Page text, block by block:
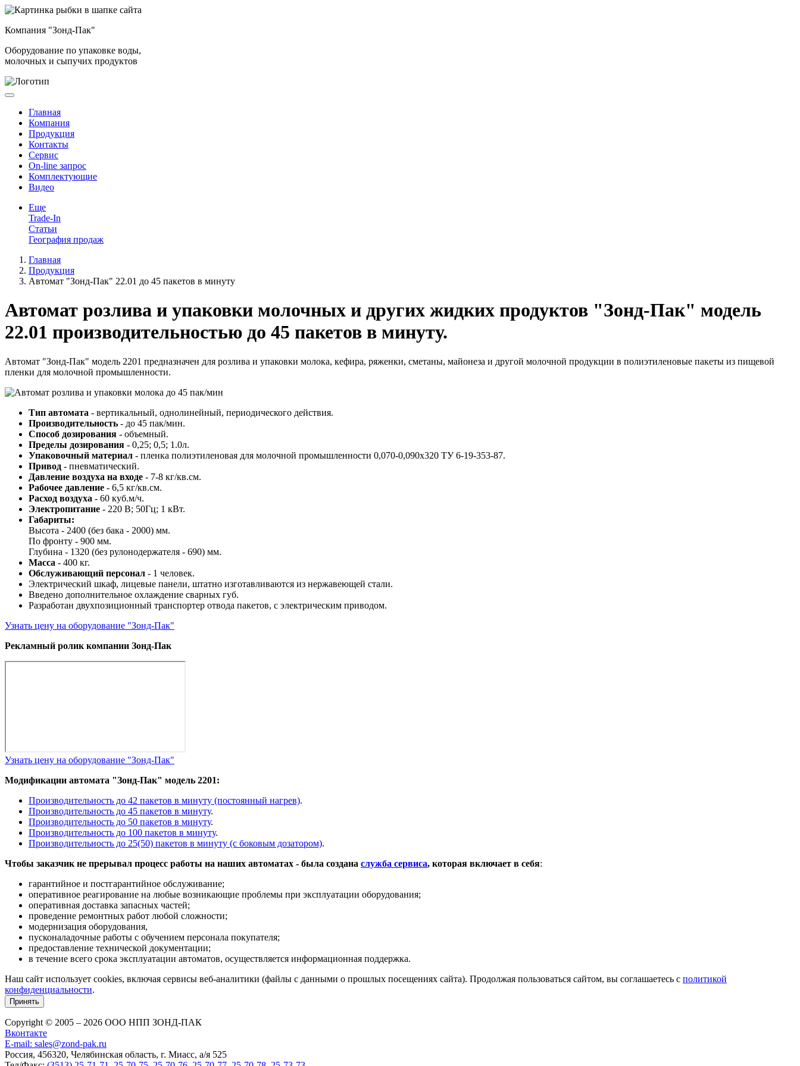
Компания "Зонд-Пак"
Оборудование по упаковке воды,
молочных и сыпучих продуктов
Главная
Компания
Продукция
Контакты
Сервис
On-line запрос
Комплектующие
Видео
Еще
Trade-In
Статьи
География продаж
Главная
Продукция
Автомат "Зонд-Пак" 22.01 до 45 пакетов в минуту
Автомат розлива и упаковки молочных и других жидких продуктов "Зонд-Пак" модель
22.01 производительностью до 45 пакетов в минуту.
Автомат "Зонд-Пак" модель 2201 предназначен для розлива и упаковки молока, кефира, ряженки, сметаны, майонеза и другой молочной продукции в полиэтиленовые пакеты из пищевой
пленки для молочной промышленности.
Тип автомата - вертикальный, однолинейный, периодического действия.
Производительность - до 45 пак/мин.
Способ дозирования - объемный.
Пределы дозирования - 0,25; 0,5; 1.0л.
Упаковочный материал - пленка полиэтиленовая для молочной промышленности 0,070-0,090х320 ТУ 6-19-353-87.
Привод - пневматический.
Давление воздуха на входе - 7-8 кг/кв.см.
Рабочее давление - 6,5 кг/кв.см.
Расход воздуха - 60 куб.м/ч.
Электропитание - 220 В; 50Гц; 1 кВт.
Габариты:
Высота - 2400 (без бака - 2000) мм.
По фронту - 900 мм.
Глубина - 1320 (без рулонодержателя - 690) мм.
Масса - 400 кг.
Обслуживающий персонал - 1 человек.
Электрический шкаф, лицевые панели, штатно изготавливаются из нержавеющей стали.
Введено дополнительное охлаждение сварных губ.
Разработан двухпозиционный транспортер отвода пакетов, с электрическим приводом.
Узнать цену на оборудование "Зонд-Пак"
Рекламный ролик компании Зонд-Пак
Узнать цену на оборудование "Зонд-Пак"
Модификации автомата "Зонд-Пак" модель 2201:
Производительность до 42 пакетов в минуту (постоянный нагрев).
Производительность до 45 пакетов в минуту.
Производительность до 50 пакетов в минуту.
Производительность до 100 пакетов в минуту.
Производительность до 25(50) пакетов в минуту (с боковым дозатором).
Чтобы заказчик не прерывал процесс работы на наших автоматах - была создана служба сервиса, которая включает в себя:
гарантийное и постгарантийное обслуживание;
оперативное реагирование на любые возникающие проблемы при эксплуатации оборудования;
оперативная доставка запасных частей;
проведение ремонтных работ любой сложности;
модернизация оборудования,
пусконаладочные работы с обучением персонала покупателя;
предоставление технической документации;
в течение всего срока эксплуатации автоматов, осуществляется информационная поддержка.
Наш сайт использует cookies, включая сервисы веб-аналитики (файлы с данными о прошлых посещениях сайта). Продолжая пользоваться сайтом, вы соглашаетесь с политикой
конфиденциальности.
Принять
Copyright © 2005 – 2026 ООО НПП ЗОНД-ПАК
Вконтакте
E-mail: sales@zond-pak.ru
Россия, 456320, Челябинская область, г. Миасс, а/я 525